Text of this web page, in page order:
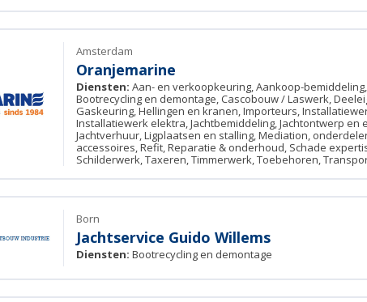
Amsterdam
Oranjemarine
Diensten: Aan- en verkoopkeuring, Aankoop-
Bootrecycling en demontage, Cascobouw / Laswerk,
Gaskeuring, Hellingen en kranen, Importeurs,
Installatiewerk elektra, Jachtbemiddeling, Jachtontwerp en
Jachtverhuur, Ligplaatsen en stalling, Mediation,
accessoires, Refit, Reparatie & onderhoud, Schade
Schilderwerk, Taxeren, Timmerwerk, Toebehoren,
Born
Jachtservice Guido Willems
Diensten: Bootrecycling en demontage